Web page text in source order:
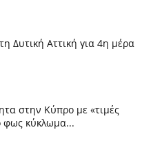
Δυτική Αττική για 4η μέρα
στην Κύπρο με «τιμές
φως κύκλωμα...